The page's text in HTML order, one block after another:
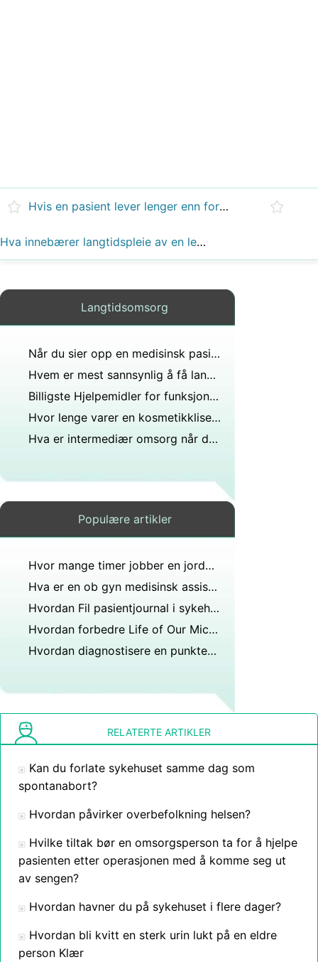
Hvis en pasient lever lenger enn forventet uten respirator, bør han fôres?
Hva innebærer langtidspleie av en ledderstatning?
Langtidsomsorg
Når du sier opp en medisinsk pasient fra praksisen din for å være ikke-klagende, hvor lenge må du ta vare på dem?
Hvem er mest sannsynlig å få lang COVID? Pasientdata kan fortelle
Billigste Hjelpemidler for funksjonshemmede
Hvor lenge varer en kosmetikklisens før den må fornyes?
Hva er intermediær omsorg når det gjelder langtidspleie?
Populære artikler
Hvor mange timer jobber en jordmor hver uke?
Hva er en ob gyn medisinsk assistent?
Hvordan Fil pasientjournal i sykehjem
Hvordan forbedre Life of Our Microscope
Hvordan diagnostisere en punktert lunge
RELATERTE ARTIKLER
Kan du forlate sykehuset samme dag som
spontanabort?
Hvordan påvirker overbefolkning helsen?
Hvilke tiltak bør en omsorgsperson ta for å hjelpe
pasienten etter operasjonen med å komme seg ut
av sengen?
Hvordan havner du på sykehuset i flere dager?
Hvordan bli kvitt en sterk urin lukt på en eldre
person Klær